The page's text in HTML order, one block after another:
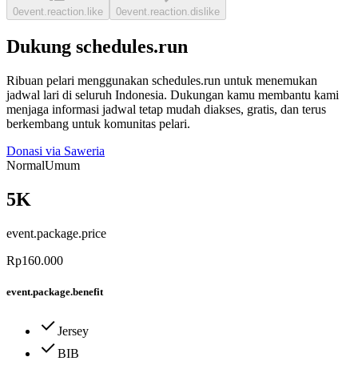
0event.reaction.like 0event.reaction.dislike
Dukung schedules.run
Ribuan pelari menggunakan schedules.run untuk menemukan
jadwal lari di seluruh Indonesia. Dukungan kamu membantu kami
menjaga informasi jadwal tetap mudah diakses, gratis, dan terus
berkembang untuk komunitas pelari.
Donasi via Saweria
NormalUmum
5K
event.package.price
Rp160.000
event.package.benefit
Jersey
BIB